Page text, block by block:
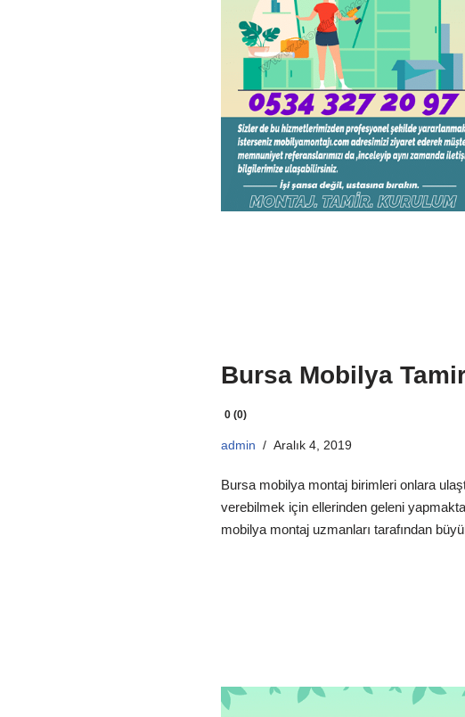
Bursa Mobilya
0 (0)
admin Aralık 4, 2019
Bursa mobilya montaj birimleri onlara
verebilmek için ellerinden geleni
mobilya montaj uzmanları tarafından